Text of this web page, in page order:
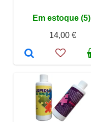
Em estoque (5)
14,00 €